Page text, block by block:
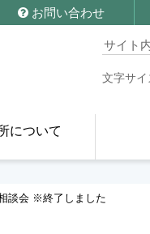
お問い合わせ
文字サイ
について
談会 ※終了しました